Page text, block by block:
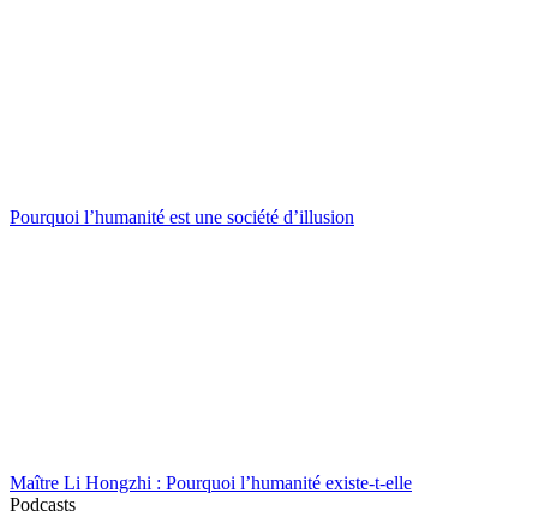
Pourquoi l’humanité est une société d’illusion
Maître Li Hongzhi : Pourquoi l’humanité existe-t-elle
Podcasts